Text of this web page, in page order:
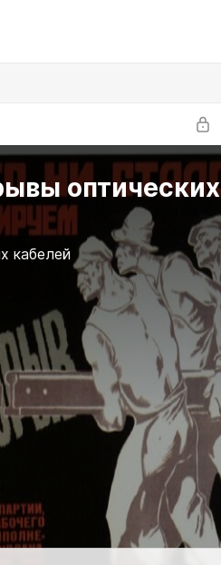
оптических
кабелей